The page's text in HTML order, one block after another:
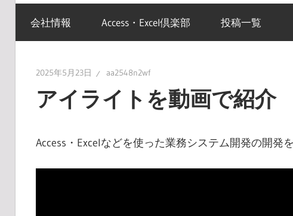
キ
プ
会社情報 Access・Excel倶楽部 投稿一覧
2025年5月23日 aa2548n2wf
アイライトを動画で紹介
Access・Excelなどを使った業務システム開発の開発